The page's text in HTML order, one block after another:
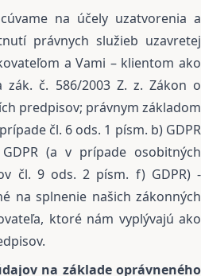
na účely uzatvorenia a
právnych služieb uzavretej
a Vami – klientom ako
č. 586/2003 Z. z. Zákon o
predpisov; právnym základom
čl. 6 ods. 1 písm. b) GDPR
(a v prípade osobitných
čl. 9 ods. 2 písm. f) GDPR) -
na splnenie našich zákonných
ktoré nám vyplývajú ako
na základe oprávneného